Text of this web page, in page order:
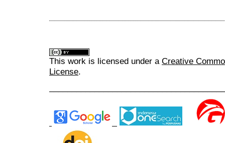
This work is licensed under a Creative
License.